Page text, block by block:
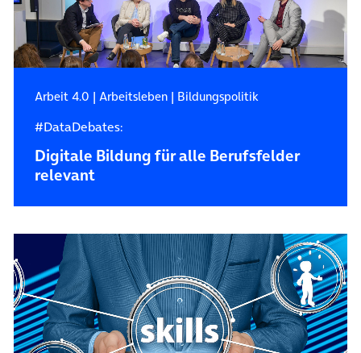
Arbeit 4.0 | Arbeitsleben| Bildungspolitik
#DataDebates:
Digitale Bildung für alle Berufsfelder
relevant